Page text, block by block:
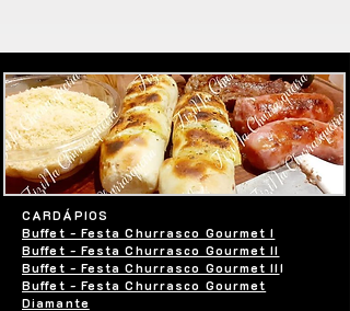
CARDÁPIOS
Buffet - Festa Churrasco Gourmet I
Buffet - Festa Churrasco Gourmet II
Buffet - Festa Churrasco Gourmet III
Buffet - Festa Churrasco Gourmet
Diamante